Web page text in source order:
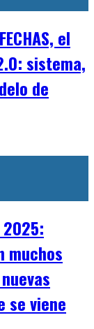
el
sistema,
de
2025:
muchos
se viene